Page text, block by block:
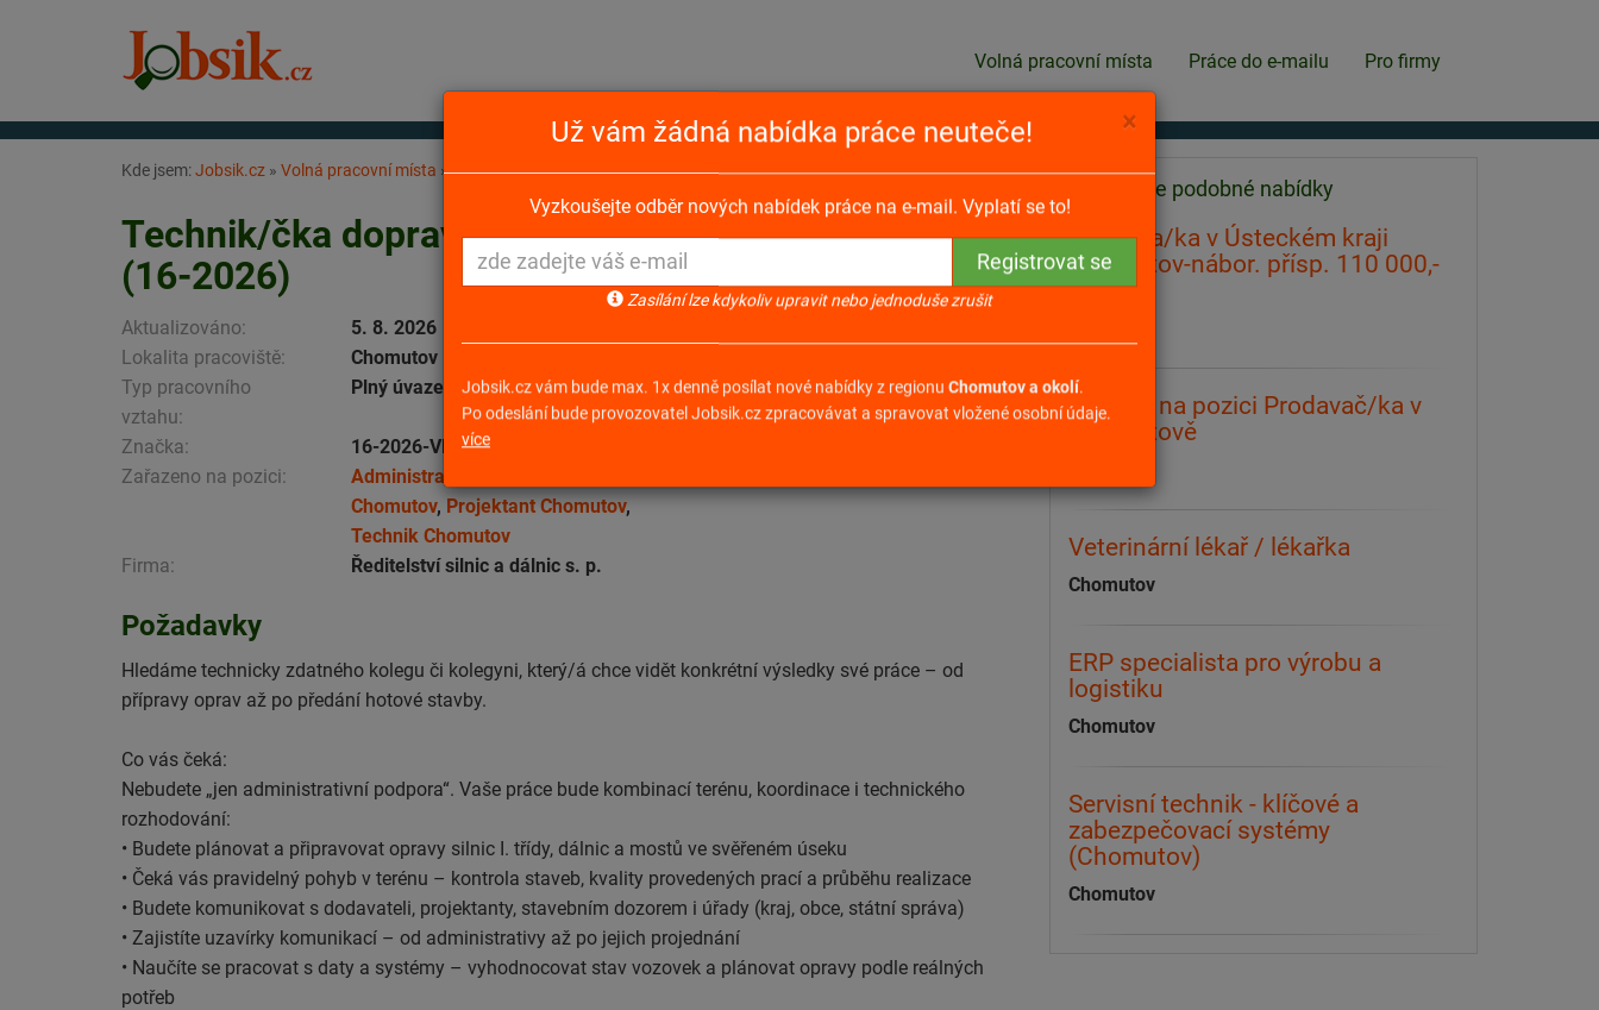
Volná pracovní místa Práce do e-mailu Pro firmy
Kde jsem:Jobsik.cz » Volná pracovní místa »Technik/čka dopravních staveb (opravy) Chomutov (16-2026)
Technik/čka dopravních staveb (opravy) Chomutov
(16-2026)
Aktualizováno:
5. 8. 2026
Lokalita pracoviště:
Chomutov
Typ pracovního
vztahu:
Plný úvazek
Značka:
16-2026-VD
Zařazeno na pozici:
Administrativní podpora
Chomutov, Projektant Chomutov,
Technik Chomutov
Firma:
Ředitelství silnic a dálnic s. p.
Požadavky
Hledáme technicky zdatného kolegu či kolegyni, který/á chce vidět konkrétní výsledky své práce – od
přípravy oprav až po předání hotové stavby.
Co vás čeká:
Nebudete „jen administrativní podpora“. Vaše práce bude kombinací terénu, koordinace i technického
rozhodování:
• Budete plánovat a připravovat opravy silnic I. třídy, dálnic a mostů ve svěřeném úseku
• Čeká vás pravidelný pohyb v terénu – kontrola staveb, kvality provedených prací a průběhu realizace
• Budete komunikovat s dodavateli, projektanty, stavebním dozorem i úřady (kraj, obce, státní správa)
• Zajistíte uzavírky komunikací – od administrativy až po jejich projednání
• Naučíte se pracovat s daty a systémy – vyhodnocovat stav vozovek a plánovat opravy podle reálných
potřeb
×
Už vám žádná nabídka práce neuteče!
Vyzkoušejte odběr nových nabídek práce na e-mail. Vyplatí se to!
Zasílání lze kdykoliv upravit nebo jednoduše zrušit
Jobsik.cz vám bude max. 1x denně posílat nové nabídky z regionu Chomutov a okolí.
Po odeslání bude provozovatel Jobsik.cz zpracovávat a spravovat vložené osobní údaje.
více
Našli jsme podobné nabídky
Policista/ka v Ústeckém kraji
Chomutov-nábor. přísp. 110 000,-
Kč
Brigáda na pozici Prodavač/ka v
Chomutově
Veterinární lékař / lékařka
Chomutov
ERP specialista pro výrobu a
logistiku
Chomutov
Servisní technik - klíčové a
zabezpečovací systémy
(Chomutov)
Chomutov